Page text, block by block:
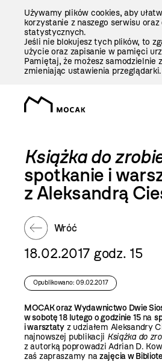
Używamy plików cookies, aby
korzystanie z naszego serwisu oraz
statystycznych.
Jeśli nie blokujesz tych plików, to
użycie oraz zapisanie w pamięci
Pamiętaj, że możesz samodzielnie
zmieniając ustawienia przeglądarki.
Książka do
spotkanie i
z Aleksandrą
Wróć
18.02.2017 godz. 15
Opublikowano: 09.02.2017
MOCAK oraz Wydawnictwo Dwie
w sobotę 18 lutego o godzinie 15 na
i warsztatyz udziałem Aleksandry
najnowszej publikacji Książka do
z autorką poprowadzi Adrian D.
zaś zapraszamy nazajęcia w